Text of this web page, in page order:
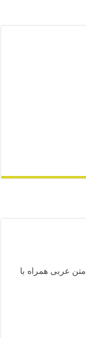
عربی همراه با